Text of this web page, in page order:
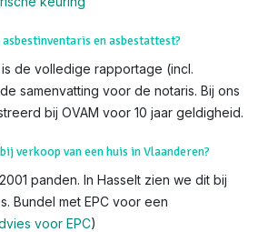
en asbestattest?
is de volledige rapportage (incl.
samenvatting voor de notaris. Bij ons
bij OVAM voor 10 jaar geldigheid.
verkoop van een huis in Vlaanderen?
panden. In Hasselt zien we dit bij
Bundel met EPC voor een
voor EPC)